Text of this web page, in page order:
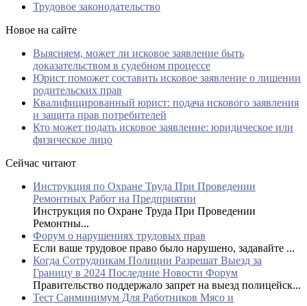
Трудовое законодательство
Новое на сайте
Выясняем, может ли исковое заявление быть
доказательством в судебном процессе
Юрист поможет составить исковое заявление о лишении
родительских прав
Квалифицированный юрист: подача искового заявления
и защита прав потребителей
Кто может подать исковое заявление: юридическое или
физическое лицо
Сейчас читают
Инструкция по Охране Труда При Проведении
Ремонтных Работ на Предприятии
Инструкция по Охране Труда При Проведении
Ремонтны...
Форум о нарушениях трудовых прав
Если ваше трудовое право было нарушено, задавайте ...
Когда Сотрудникам Полиции Разрешат Выезд за
Границу в 2024 Последние Новости Форум
Правительство поддержало запрет на выезд полицейск...
Тест Санминимум Для Работников Мясо и